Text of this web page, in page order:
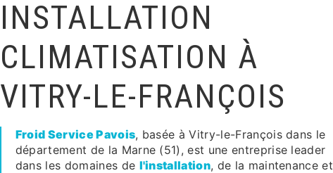
INSTALLATION
CLIMATISATION À
VITRY-LE-FRANÇOIS
Froid Service Pavois, basée à Vitry-le-François dans le
département de la Marne (51), est une entreprise leader
dans les domaines de l'installation, de la maintenance et